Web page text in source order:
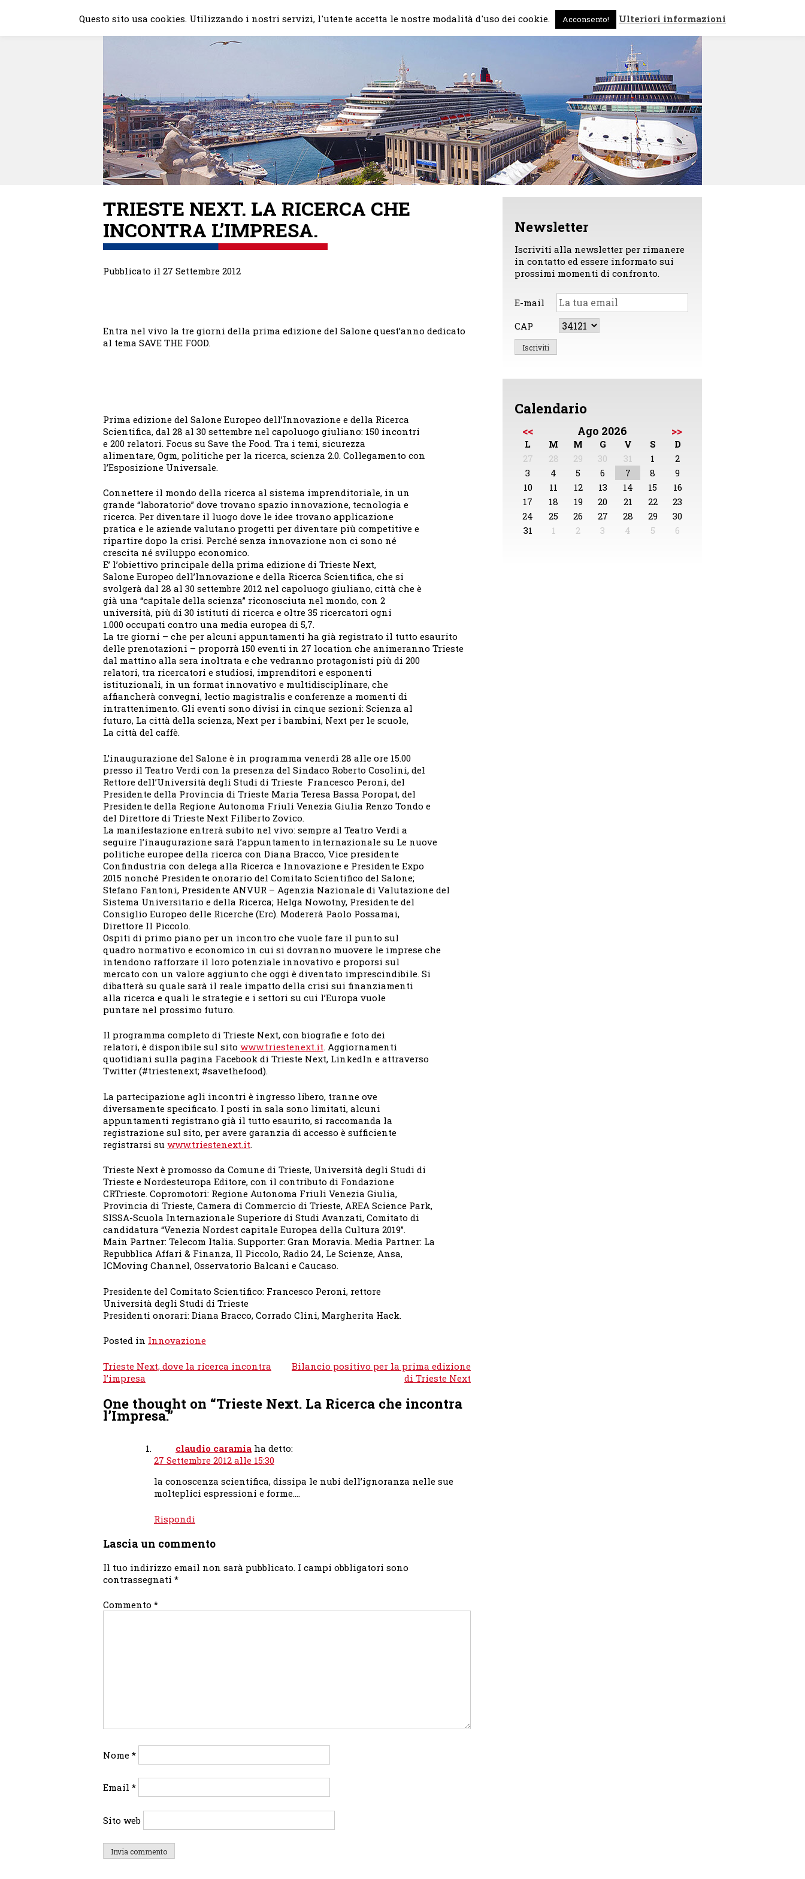
Home Il mio impegno Chi sono News Contattami
TRIESTE NEXT. LA RICERCA CHE
INCONTRA L’IMPRESA.
Pubblicato il 27 Settembre 2012
Entra nel vivo la tre giorni della prima edizione del Salone quest’anno dedicato
al tema SAVE THE FOOD.
Prima edizione del Salone Europeo dell’Innovazione e della Ricerca
Scientifica, dal 28 al 30 settembre nel capoluogo giuliano: 150 incontri
e 200 relatori. Focus su Save the Food. Tra i temi, sicurezza
alimentare, Ogm, politiche per la ricerca, scienza 2.0. Collegamento con
l’Esposizione Universale.
Connettere il mondo della ricerca al sistema imprenditoriale, in un
grande “laboratorio” dove trovano spazio innovazione, tecnologia e
ricerca. Per diventare il luogo dove le idee trovano applicazione
pratica e le aziende valutano progetti per diventare più competitive e
ripartire dopo la crisi. Perché senza innovazione non ci sono né
crescita né sviluppo economico.
E’ l’obiettivo principale della prima edizione di Trieste Next,
Salone Europeo dell’Innovazione e della Ricerca Scientifica, che si
svolgerà dal 28 al 30 settembre 2012 nel capoluogo giuliano, città che è
già una “capitale della scienza” riconosciuta nel mondo, con 2
università, più di 30 istituti di ricerca e oltre 35 ricercatori ogni
1.000 occupati contro una media europea di 5,7.
La tre giorni – che per alcuni appuntamenti ha già registrato il tutto esaurito
delle prenotazioni – proporrà 150 eventi in 27 location che animeranno Trieste
dal mattino alla sera inoltrata e che vedranno protagonisti più di 200
relatori, tra ricercatori e studiosi, imprenditori e esponenti
istituzionali, in un format innovativo e multidisciplinare, che
affiancherà convegni, lectio magistralis e conferenze a momenti di
intrattenimento. Gli eventi sono divisi in cinque sezioni: Scienza al
futuro, La città della scienza, Next per i bambini, Next per le scuole,
La città del caffè.
L’inaugurazione del Salone è in programma venerdì 28 alle ore 15.00
presso il Teatro Verdi con la presenza del Sindaco Roberto Cosolini, del
Rettore dell’Università degli Studi di Trieste Francesco Peroni, del
Presidente della Provincia di Trieste Maria Teresa Bassa Poropat, del
Presidente della Regione Autonoma Friuli Venezia Giulia Renzo Tondo e
del Direttore di Trieste Next Filiberto Zovico.
La manifestazione entrerà subito nel vivo: sempre al Teatro Verdi a
seguire l’inaugurazione sarà l’appuntamento internazionale su Le nuove
politiche europee della ricerca con Diana Bracco, Vice presidente
Confindustria con delega alla Ricerca e Innovazione e Presidente Expo
2015 nonché Presidente onorario del Comitato Scientifico del Salone;
Stefano Fantoni, Presidente ANVUR – Agenzia Nazionale di Valutazione del
Sistema Universitario e della Ricerca; Helga Nowotny, Presidente del
Consiglio Europeo delle Ricerche (Erc). Modererà Paolo Possamai,
Direttore Il Piccolo.
Ospiti di primo piano per un incontro che vuole fare il punto sul
quadro normativo e economico in cui si dovranno muovere le imprese che
intendono rafforzare il loro potenziale innovativo e proporsi sul
mercato con un valore aggiunto che oggi è diventato imprescindibile. Si
dibatterà su quale sarà il reale impatto della crisi sui finanziamenti
alla ricerca e quali le strategie e i settori su cui l’Europa vuole
puntare nel prossimo futuro.
Il programma completo di Trieste Next, con biografie e foto dei
relatori, è disponibile sul sito www.triestenext.it. Aggiornamenti
quotidiani sulla pagina Facebook di Trieste Next, LinkedIn e attraverso
Twitter (#triestenext; #savethefood).
La partecipazione agli incontri è ingresso libero, tranne ove
diversamente specificato. I posti in sala sono limitati, alcuni
appuntamenti registrano già il tutto esaurito, si raccomanda la
registrazione sul sito, per avere garanzia di accesso è sufficiente
registrarsi su www.triestenext.it.
Trieste Next è promosso da Comune di Trieste, Università degli Studi di
Trieste e Nordesteuropa Editore, con il contributo di Fondazione
CRTrieste. Copromotori: Regione Autonoma Friuli Venezia Giulia,
Provincia di Trieste, Camera di Commercio di Trieste, AREA Science Park,
SISSA-Scuola Internazionale Superiore di Studi Avanzati, Comitato di
candidatura “Venezia Nordest capitale Europea della Cultura 2019”.
Main Partner: Telecom Italia. Supporter: Gran Moravia. Media Partner: La
Repubblica Affari & Finanza, Il Piccolo, Radio 24, Le Scienze, Ansa,
ICMoving Channel, Osservatorio Balcani e Caucaso.
Presidente del Comitato Scientifico: Francesco Peroni, rettore
Università degli Studi di Trieste
Presidenti onorari: Diana Bracco, Corrado Clini, Margherita Hack.
Posted in Innovazione
Navigazione
articoli
Trieste Next, dove la ricerca incontra
l’impresa
Bilancio positivo per la prima edizione
di Trieste Next
One thought on “Trieste Next. La Ricerca che incontra
l’Impresa.”
claudio caramia ha detto:
27 Settembre 2012 alle 15:30
la conoscenza scientifica, dissipa le nubi dell’ignoranza nelle sue
molteplici espressioni e forme….
Rispondi
Lascia un commento
Il tuo indirizzo email non sarà pubblicato. I campi obbligatori sono
contrassegnati *
Commento *
Nome *
Email *
Sito web
Newsletter
Iscriviti alla newsletter per rimanere
in contatto ed essere informato sui
prossimi momenti di confronto.
E-mail
CAP
Calendario
<< Ago 2026 >>
L M M G V S
D
27
28 29 30 31 1
2
3
4 5 6 7 8
9
10
11 12 13 14 15
16
17
18 19 20 21 22
23
24
25 26 27 28 29
30
31
1 2 3 4 5 6
Questo sito usa cookies. Utilizzando i nostri servizi, l'utente accetta le nostre modalità d'uso dei cookie. Acconsento! Ulteriori informazioni